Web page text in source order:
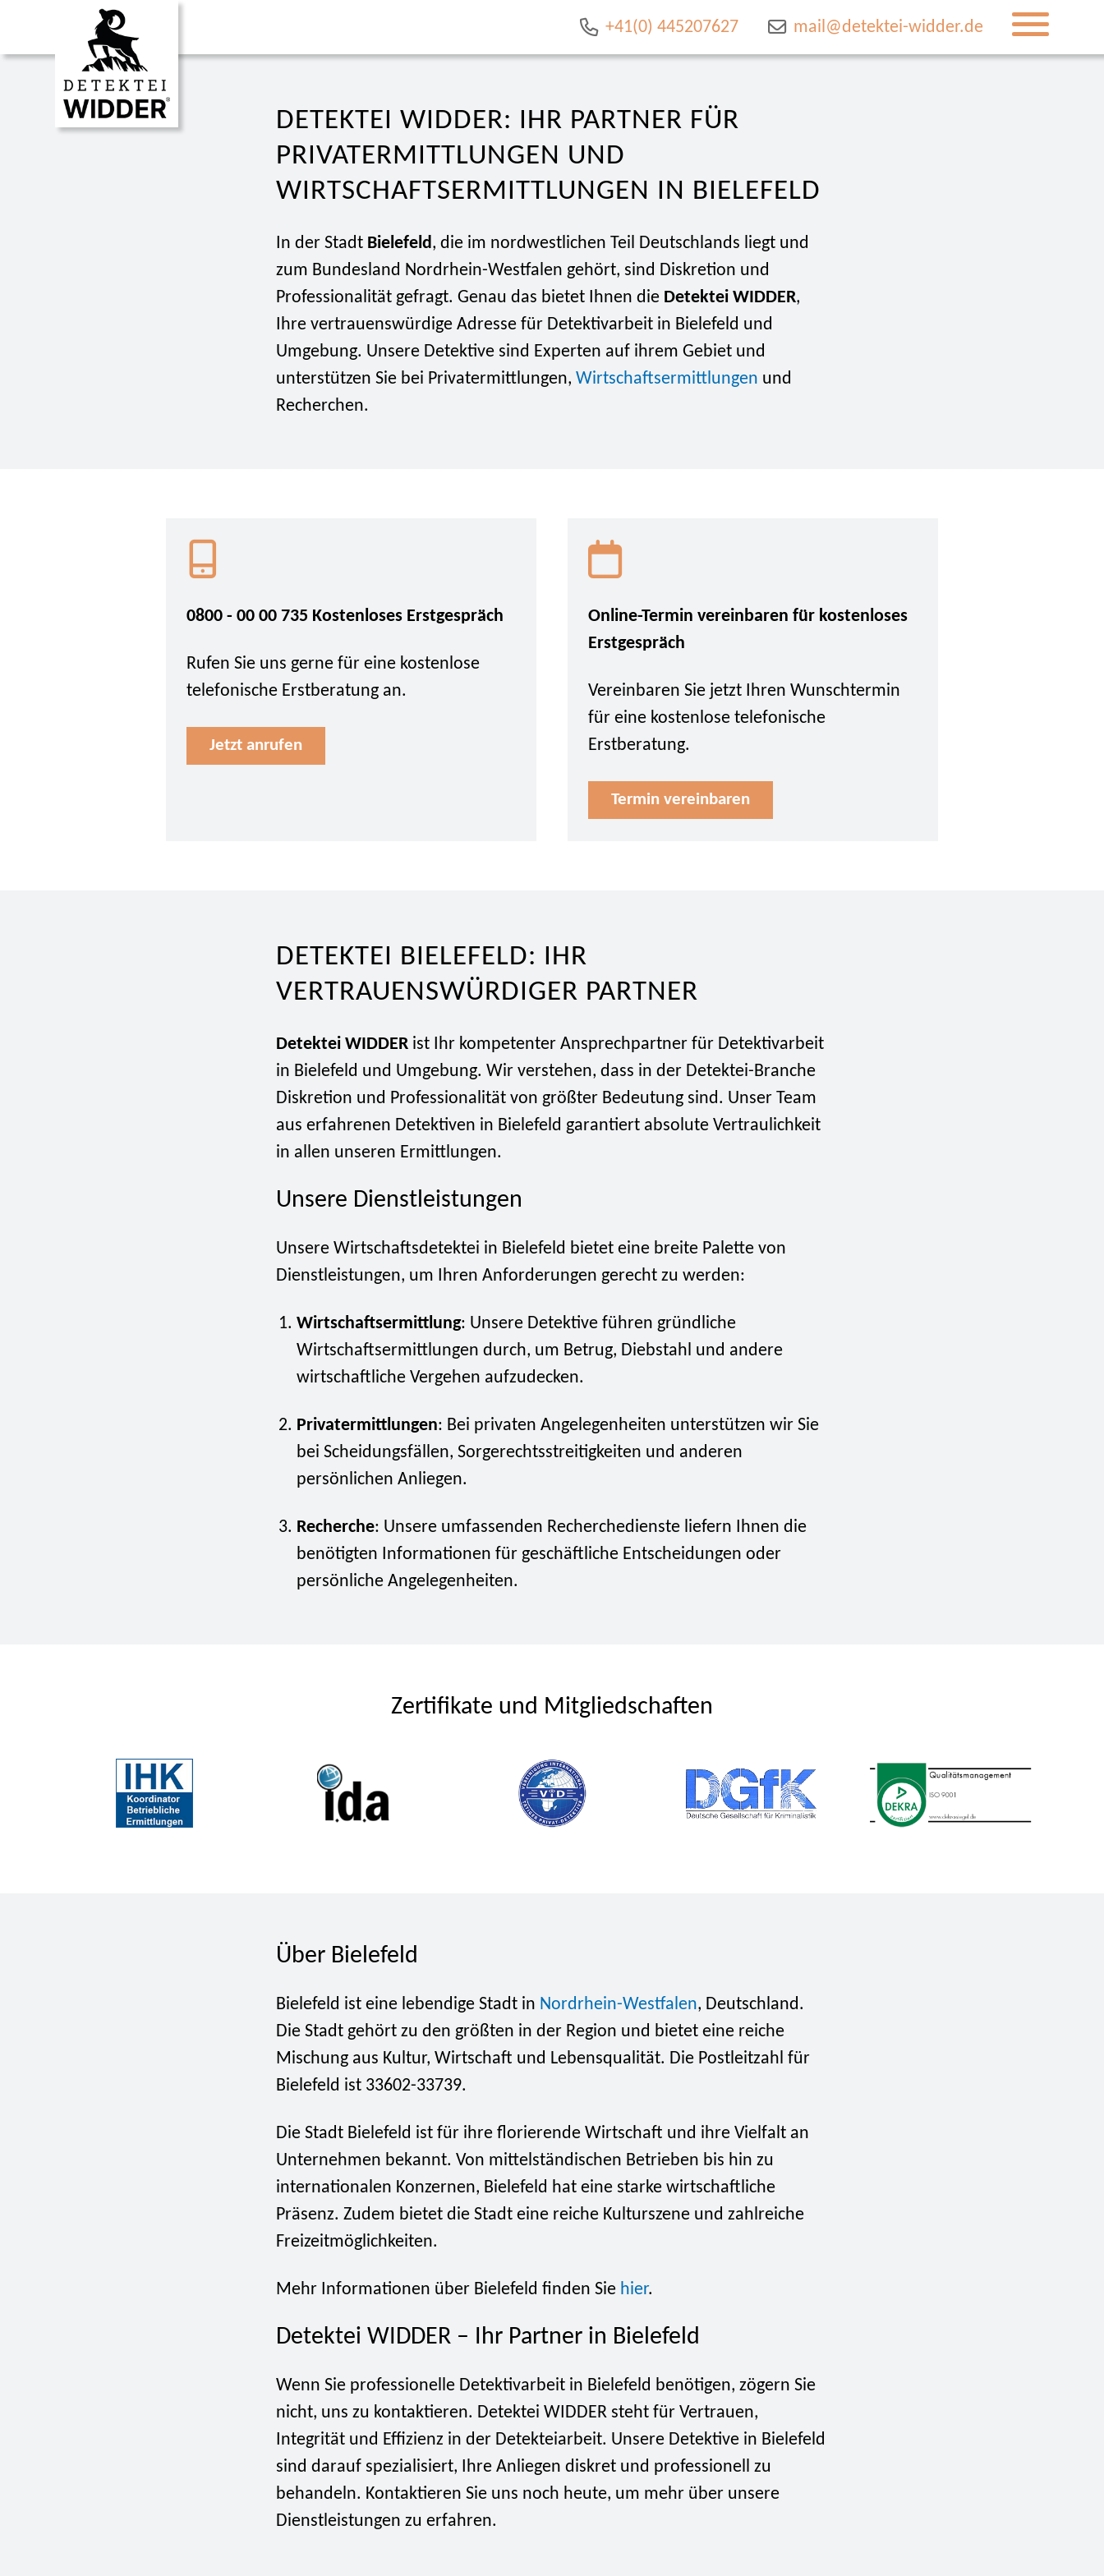
+41(0) 445207627 mail@detektei-widder.de
DETEKTEI WIDDER: IHR PARTNER FÜR
PRIVATERMITTLUNGEN UND
WIRTSCHAFTSERMITTLUNGEN IN BIELEFELD
In der Stadt Bielefeld, die im nordwestlichen Teil Deutschlands liegt und
zum Bundesland Nordrhein-Westfalen gehört, sind Diskretion und
Professionalität gefragt. Genau das bietet Ihnen die Detektei WIDDER,
Ihre vertrauenswürdige Adresse für Detektivarbeit in Bielefeld und
Umgebung. Unsere Detektive sind Experten auf ihrem Gebiet und
unterstützen Sie bei Privatermittlungen, Wirtschaftsermittlungen und
Recherchen.
0800 - 00 00 735 Kostenloses Erstgespräch
Rufen Sie uns gerne für eine kostenlose
telefonische Erstberatung an.
Jetzt anrufen
Online-Termin vereinbaren für kostenloses
Erstgespräch
Vereinbaren Sie jetzt Ihren Wunschtermin
für eine kostenlose telefonische
Erstberatung.
Termin vereinbaren
DETEKTEI BIELEFELD: IHR
VERTRAUENSWÜRDIGER PARTNER
Detektei WIDDER ist Ihr kompetenter Ansprechpartner für Detektivarbeit
in Bielefeld und Umgebung. Wir verstehen, dass in der Detektei-Branche
Diskretion und Professionalität von größter Bedeutung sind. Unser Team
aus erfahrenen Detektiven in Bielefeld garantiert absolute Vertraulichkeit
in allen unseren Ermittlungen.
Unsere Dienstleistungen
Unsere Wirtschaftsdetektei in Bielefeld bietet eine breite Palette von
Dienstleistungen, um Ihren Anforderungen gerecht zu werden:
Wirtschaftsermittlung: Unsere Detektive führen gründliche
Wirtschaftsermittlungen durch, um Betrug, Diebstahl und andere
wirtschaftliche Vergehen aufzudecken.
Privatermittlungen: Bei privaten Angelegenheiten unterstützen wir Sie
bei Scheidungsfällen, Sorgerechtsstreitigkeiten und anderen
persönlichen Anliegen.
Recherche: Unsere umfassenden Recherchedienste liefern Ihnen die
benötigten Informationen für geschäftliche Entscheidungen oder
persönliche Angelegenheiten.
Zertifikate und Mitgliedschaften
Über Bielefeld
Bielefeld ist eine lebendige Stadt in Nordrhein-Westfalen, Deutschland.
Die Stadt gehört zu den größten in der Region und bietet eine reiche
Mischung aus Kultur, Wirtschaft und Lebensqualität. Die Postleitzahl für
Bielefeld ist 33602-33739.
Die Stadt Bielefeld ist für ihre florierende Wirtschaft und ihre Vielfalt an
Unternehmen bekannt. Von mittelständischen Betrieben bis hin zu
internationalen Konzernen, Bielefeld hat eine starke wirtschaftliche
Präsenz. Zudem bietet die Stadt eine reiche Kulturszene und zahlreiche
Freizeitmöglichkeiten.
Mehr Informationen über Bielefeld finden Sie hier.
Detektei WIDDER – Ihr Partner in Bielefeld
Wenn Sie professionelle Detektivarbeit in Bielefeld benötigen, zögern Sie
nicht, uns zu kontaktieren. Detektei WIDDER steht für Vertrauen,
Integrität und Effizienz in der Detekteiarbeit. Unsere Detektive in Bielefeld
sind darauf spezialisiert, Ihre Anliegen diskret und professionell zu
behandeln. Kontaktieren Sie uns noch heute, um mehr über unsere
Dienstleistungen zu erfahren.